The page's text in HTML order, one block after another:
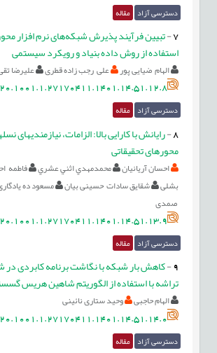
دسترسی آزاد مقاله
7
-
استفاده از روش داده بنیاد و رویکرد سیستمی
الهام ضیایی پور علی رجب زاده قطری علیرضا تقی
20.1001.1.27170411.1401.14.51.12.8
دسترسی آزاد مقاله
8
-رایانش با کارایی بالا: الزامات، نیازمندی‏های
محورهای تحقیقاتی
احسان آریانیان محمدمهدي اثني عشري
فاطمه
بشلی
شقایق سادات حسینی بیان مسعود ده یادگاری
صمدی
20.1001.1.27170411.1401.14.51.13.9
دسترسی آزاد مقاله
9
-کاهش بار شبکه با نگاشت برنامه کابردی در
تراشه با استفاده از الگوریتم شاهین هریس
الهام حاجبی وحید ستاری نائینی
20.1001.1.27170411.1401.14.51.14.0
دسترسی آزاد مقاله